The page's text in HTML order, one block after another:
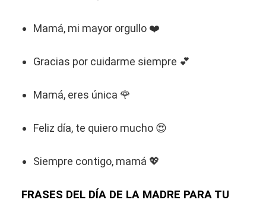
Mamá, mi mayor orgullo ❤️
Gracias por cuidarme siempre 💕
Mamá, eres única 🌹
Feliz día, te quiero mucho 😍
Siempre contigo, mamá 💖
FRASES DEL DÍA DE LA MADRE PARA TU